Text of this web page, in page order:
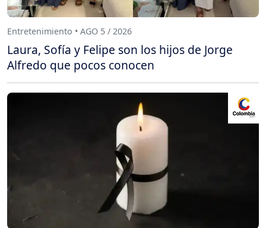
Entretenimiento • AGO 5 / 2026
Laura, Sofía y Felipe son los hijos de Jorge
Alfredo que pocos conocen